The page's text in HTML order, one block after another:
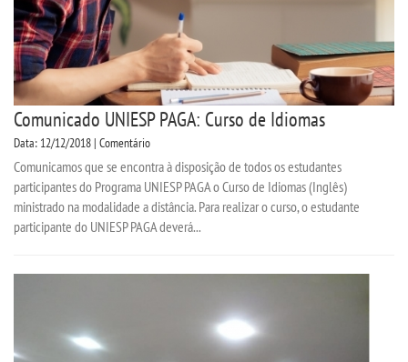
Comunicado UNIESP PAGA: Curso de Idiomas
Data: 12/12/2018 | Comentário
Comunicamos que se encontra à disposição de todos os estudantes
participantes do Programa UNIESP PAGA o Curso de Idiomas (Inglês)
ministrado na modalidade a distância. Para realizar o curso, o estudante
participante do UNIESP PAGA deverá...